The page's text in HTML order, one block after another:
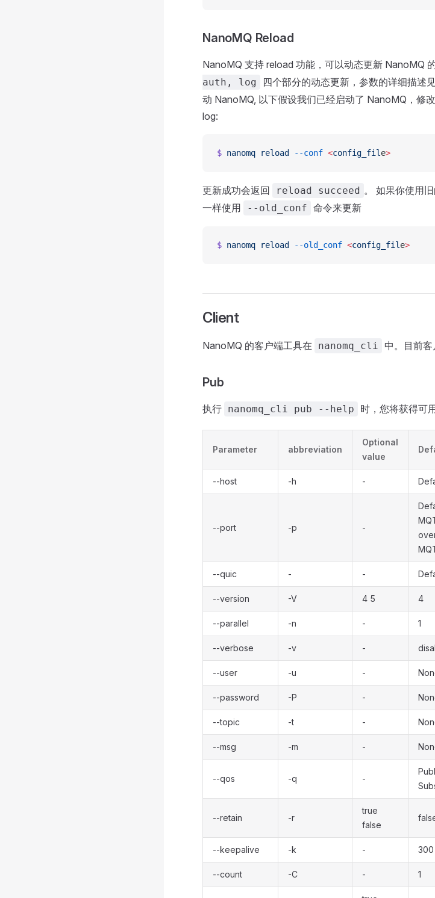
NanoMQ Reload
NanoMQ 支持 reload 功能，可以动态更新 NanoMQ
auth, log
四个部分的动态更新，参数的详细描述
动 NanoMQ, 以下假设我们已经启动了 NanoMQ，修
log:
$ nanomq reload --conf <config_fil e>
更新成功会返回 reload succeed 。 如果你使用
一样使用 --old_conf 命令来更新
$ nanomq reload --old_conf <config_fil e>
Client
NanoMQ 的客户端工具在 nanomq_cli 中。目前客
Pub
执行 nanomq_cli pub --help 时，您将获得可
Parameter abbreviation
Optional
value
--host -h -
--port -p -
--quic - -
--version -V 4 5 4
--parallel -n - 1
--verbose -v -
--user -u -
--password -P -
--topic -t -
--msg -m -
--qos -q -
--retain -r
true
false
--keepalive -k - 300
--count -C - 1